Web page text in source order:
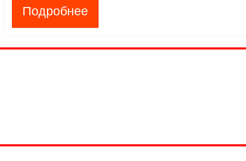
Подробнее